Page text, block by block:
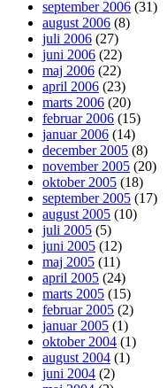
september 2006 (31)
august 2006 (8)
juli 2006 (27)
juni 2006 (22)
maj 2006 (22)
april 2006 (23)
marts 2006 (20)
februar 2006 (15)
januar 2006 (14)
december 2005 (8)
november 2005 (20)
oktober 2005 (18)
september 2005 (17)
august 2005 (10)
juli 2005 (5)
juni 2005 (12)
maj 2005 (11)
april 2005 (24)
marts 2005 (15)
februar 2005 (2)
januar 2005 (1)
oktober 2004 (1)
august 2004 (1)
juni 2004 (2)